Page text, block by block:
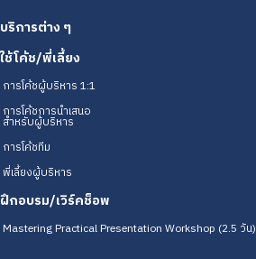
บริการต่าง ๆ
ใช้โค้ช/พี่เลี้ยง
การโค้ชผู้บริหาร 1:1
การโค้ชการนำเสนอ
สำหรับผู้บริหาร
การโค้ชทีม
พี่เลี้ยงผู้บริหาร
ฝึกอบรม/เวิร์คช็อพ
Mastering Practical Presentation Workshop (2.5 วัน)